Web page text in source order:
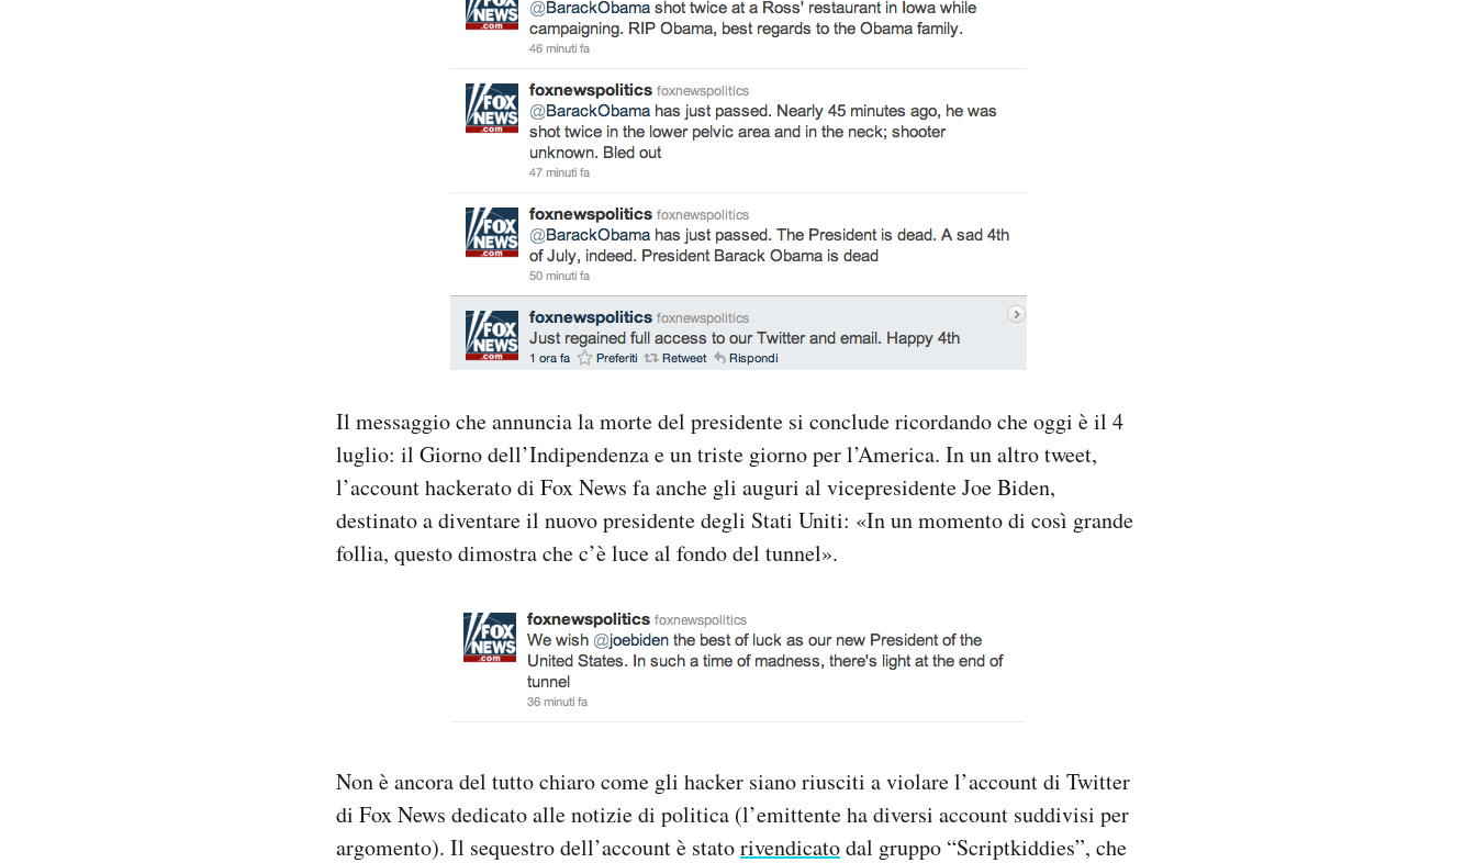
Il messaggio che annuncia la morte del presidente si conclude ricordando che oggi è il 4
luglio: il Giorno dell’Indipendenza e un triste giorno per l’America. In un altro tweet,
l’account hackerato di Fox News fa anche gli auguri al vicepresidente Joe Biden,
destinato a diventare il nuovo presidente degli Stati Uniti: «In un momento di così grande
follia, questo dimostra che c’è luce al fondo del tunnel».
Non è ancora del tutto chiaro come gli hacker siano riusciti a violare l’account di Twitter
di Fox News dedicato alle notizie di politica (l’emittente ha diversi account suddivisi per
argomento). Il sequestro dell’account è statorivendicatodal gruppo “Scriptkiddies”, che